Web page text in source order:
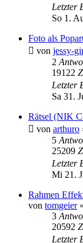
Letzter
So 1.
Foto als
von jessy-
2
19122
Letzter
Sa 31.
Rätsel (NIK
von arthuro
5
25209
Letzter
Mi 21.
Rahmen
von tomgeier»
3
20592
Letzter